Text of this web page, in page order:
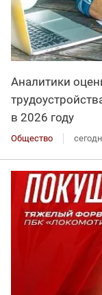
Аналитики
в 2026 году
Общество